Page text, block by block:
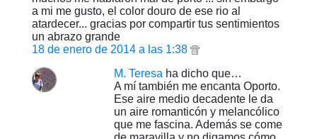
a mi me gusto, el color douro de ese rio al
atardecer... gracias por compartir tus sentimientos
un abrazo grande
18 de enero de 2014 a las 1:38
M. Teresa ha dicho que…
A mí también me encanta Oporto.
Ese aire medio decadente le da
un aire romanticón y melancólico
que me fascina. Además se come